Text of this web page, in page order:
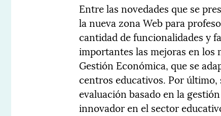
Entre las novedades que se
la nueva zona Web para
cantidad de funcionalidades y
importantes las mejoras en los
Gestión Económica, que se
centros educativos. Por
evaluación basado en la
innovador en el sector